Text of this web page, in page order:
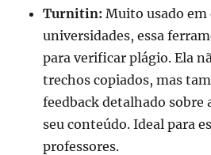
Turnitin: Muito usado em
universidades, essa
para verificar plágio. Ela
trechos copiados, mas
feedback detalhado sobre
seu conteúdo. Ideal para
professores.